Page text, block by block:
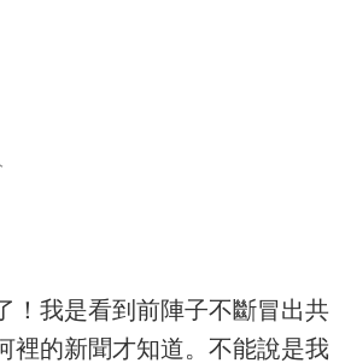
！我是看到前陣子不斷冒出共
裡的新聞才知道。不能說是我